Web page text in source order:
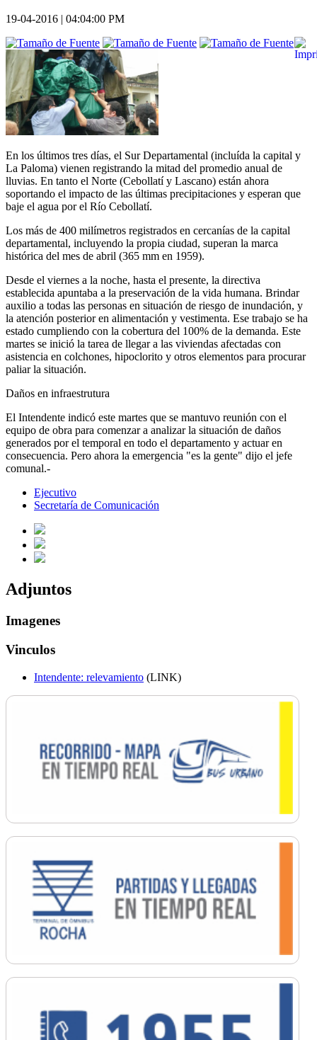
19-04-2016 | 04:04:00 PM
En los últimos tres días, el Sur Departamental (incluída la capital y
La Paloma) vienen registrando la mitad del promedio anual de
lluvias. En tanto el Norte (Cebollatí y Lascano) están ahora
soportando el impacto de las últimas precipitaciones y esperan que
baje el agua por el Río Cebollatí.
Los más de 400 milímetros registrados en cercanías de la capital
departamental, incluyendo la propia ciudad, superan la marca
histórica del mes de abril (365 mm en 1959).
Desde el viernes a la noche, hasta el presente, la directiva
establecida apuntaba a la preservación de la vida humana. Brindar
auxilio a todas las personas en situación de riesgo de inundación, y
la atención posterior en alimentación y vestimenta. Ese trabajo se ha
estado cumpliendo con la cobertura del 100% de la demanda. Este
martes se inició la tarea de llegar a las viviendas afectadas con
asistencia en colchones, hipoclorito y otros elementos para procurar
paliar la situación.
Daños en infraestrutura
El Intendente indicó este martes que se mantuvo reunión con el
equipo de obra para comenzar a analizar la situación de daños
generados por el temporal en todo el departamento y actuar en
consecuencia. Pero ahora la emergencia "es la gente" dijo el jefe
comunal.-
Ejecutivo
Secretaría de Comunicación
Adjuntos
Imagenes
Vinculos
Intendente: relevamiento (LINK)